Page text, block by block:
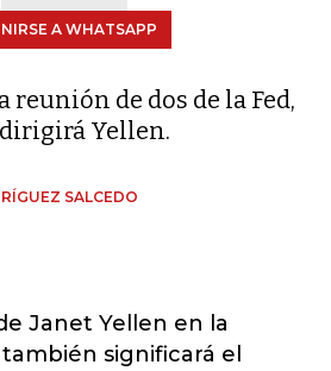
A WHATSAPP
reunión de dos de la Fed,
Yellen.
SALCEDO
Janet Yellen en la
significará el